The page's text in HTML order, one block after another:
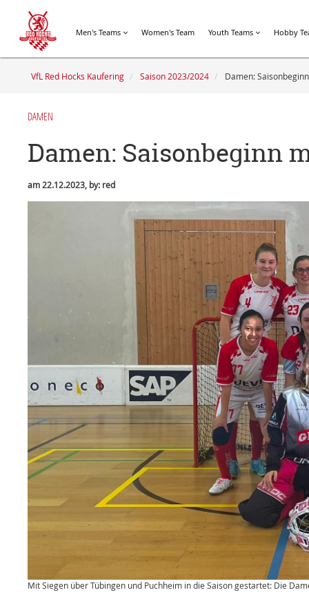
Men's Teams Women's Team Youth Teams Hobby
VfL Red Hocks Kaufering Saison 2023/2024 Damen:
DAMEN
Damen: Saisonbeginn
am 22.12.2023, by: red
Mit Siegen über Tübingen und Puchheim in die Saison gestartet: Die